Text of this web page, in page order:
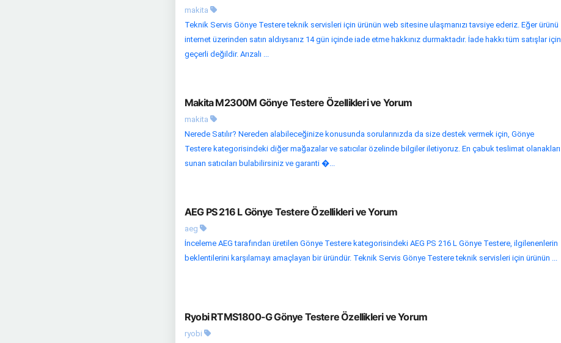
makita
Teknik Servis Gönye Testere teknik servisleri için ürünün web sitesine ulaşmanızı tavsiye ederiz. Eğer ürünü
internet üzerinden satın aldıysanız 14 gün içinde iade etme hakkınız durmaktadır. İade hakkı tüm satışlar için
geçerli değildir. Arızalı ...
Makita M2300M Gönye Testere Özellikleri ve Yorum
makita
Nerede Satılır? Nereden alabileceğinize konusunda sorularınızda da size destek vermek için, Gönye
Testere kategorisindeki diğer mağazalar ve satıcılar özelinde bilgiler iletiyoruz. En çabuk teslimat olanakları
sunan satıcıları bulabilirsiniz ve garanti �...
AEG PS 216 L Gönye Testere Özellikleri ve Yorum
aeg
İnceleme AEG tarafından üretilen Gönye Testere kategorisindeki AEG PS 216 L Gönye Testere, ilgilenenlerin
beklentilerini karşılamayı amaçlayan bir üründür. Teknik Servis Gönye Testere teknik servisleri için ürünün ...
Ryobi RTMS1800-G Gönye Testere Özellikleri ve Yorum
ryobi